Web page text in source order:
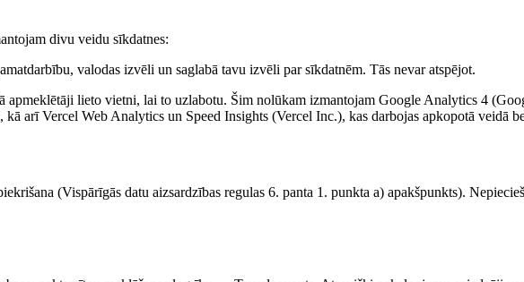
divu veidu sīkdatnes:
valodas izvēli un saglabā tavu izvēli par sīkdatnēm. Tās nevar atspējot.
apmeklētāji lieto vietni, lai to uzlabotu. Šim nolūkam izmantojam Google Analytics 4
arī Vercel Web Analytics un Speed Insights (Vercel Inc.), kas darbojas apkopotā veidā
(Vispārīgās datu aizsardzības regulas 6. panta 1. punkta a) apakšpunkts).